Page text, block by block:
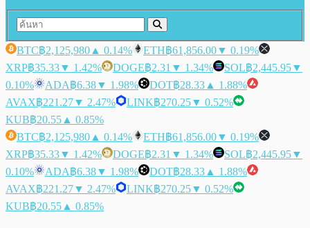
BTC฿2,125,980 ▲ 0.14% ETH฿61,856.00▼ 0.19%
XRP฿35.33▼ 1.42% DOGE฿2.31 ▼ 1.34% SOL฿2,445.95▼
0.10%
ADA฿6.38▼ 1.98% DOT฿28.33 ▲ 1.88%
AVAX฿221.27▼ 2.47% LINK฿270.25▼ 0.52%
KUB฿20.55 ▲ 0.85%
BTC฿2,125,980 ▲ 0.14% ETH฿61,856.00▼ 0.19%
XRP฿35.33▼ 1.42% DOGE฿2.31 ▼ 1.34% SOL฿2,445.95▼
0.10%
ADA฿6.38▼ 1.98% DOT฿28.33 ▲ 1.88%
AVAX฿221.27▼ 2.47% LINK฿270.25▼ 0.52%
KUB฿20.55 ▲ 0.85%